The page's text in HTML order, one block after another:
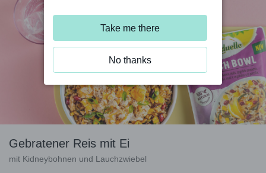
Gebratener Reis mit Ei
mit Kidneybohnen und Lauchzwiebel
Take me there
No thanks